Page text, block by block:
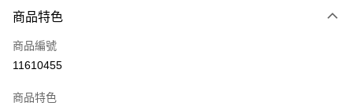
信用卡一次付款
LINE Pay
商品特色
商品編號
11610455
商品特色